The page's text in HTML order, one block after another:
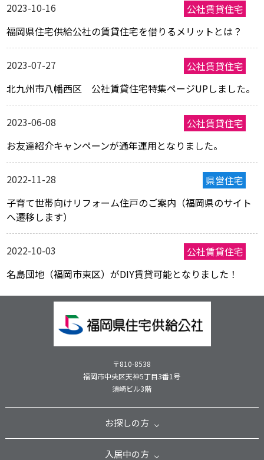
2023-10-16
福岡県住宅供給公社の賃貸住宅を借りるメリットとは？
2023-07-27
北九州市八幡西区 公社賃貸住宅特集ページUPしました。
2023-06-08
お友達紹介キャンペーンが通年運用となりました。
2022-11-28
子育て世帯向けリフォーム住戸のご案内（福岡県のサイト
へ遷移します）
2022-10-03
名島団地（福岡市東区）がDIY賃貸可能となりました！
〒810-8538
福岡市中央区天神5丁目3番1号
須崎ビル3階
お探しの方
入居中の方